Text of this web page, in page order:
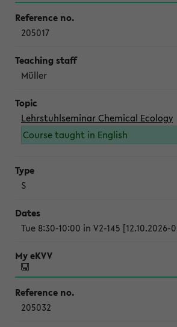
205017
Müller
Lehrstuhlseminar Chemical Ecology
Course taught in English
S
Tue 8:30-10:00 in V2-145 [12.10.2026-
205032